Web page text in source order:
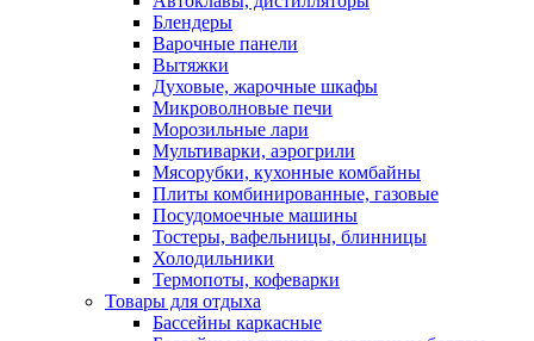
Блендеры
Варочные панели
Вытяжки
Духовые, жарочные шкафы
Микроволновые печи
Морозильные лари
Мультиварки, аэрогрили
Мясорубки, кухонные комбайны
Плиты комбинированные, газовые
Посудомоечные машины
Тостеры, вафельницы, блинницы
Холодильники
Термопоты, кофеварки
Товары для отдыха
Бассейны каркасные